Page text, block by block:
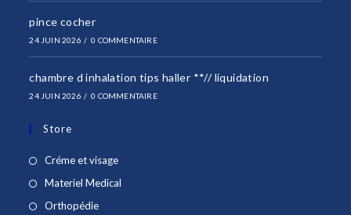
pince cocher
24 JUIN 2026 / 0 COMMENTAIRE
chambre d inhalation tips haller **// liquidation
24 JUIN 2026 / 0 COMMENTAIRE
Store
Créme et visageS’ouvre
dans
Materiel Medical
OrthopédieS’ouvre